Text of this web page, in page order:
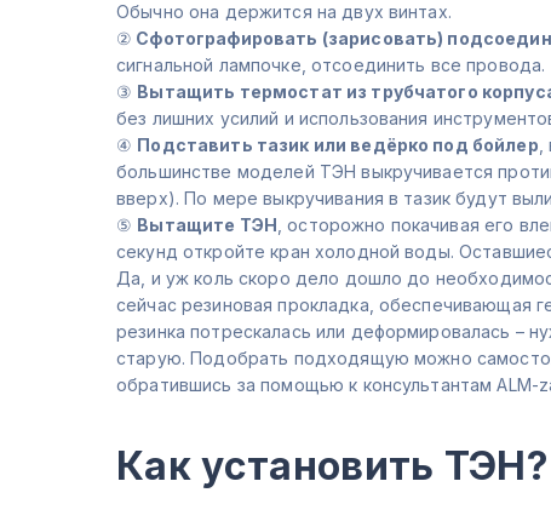
Обычно она держится на двух винтах.
② Сфотографировать (зарисовать)
сигнальной лампочке, отсоединить все провода.
③ Вытащить термостат из трубчатого
без лишних усилий и использования
④ Подставить тазик или ведёрко под бойлер,
большинстве моделей ТЭН выкручивается
вверх). По мере выкручивания в тазик будут
⑤ Вытащите ТЭН , осторожно покачивая его
секунд откройте кран холодной воды.
Да, и уж коль скоро дело дошло до
сейчас резиновая прокладка, обеспечивающая
резинка потрескалась или деформировалась –
старую. Подобрать подходящую можно
обратившись за помощью к консультантам ALM-
Как установить ТЭН?